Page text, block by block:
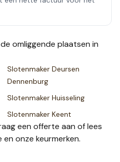
omliggende plaatsen in
Slotenmaker Deursen
Dennenburg
Slotenmaker Huisseling
Slotenmaker Keent
een offerte aan of lees
en onze keurmerken.